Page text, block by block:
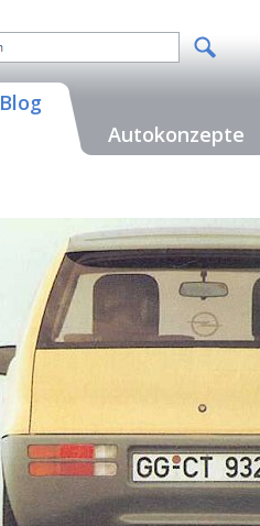
Blog
Autokonzepte